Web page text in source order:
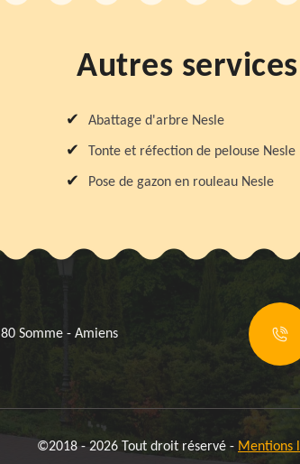
Autres services
Abattage d'arbre Nesle
Tonte et réfection de pelouse Nesle
Pose de gazon en rouleau Nesle
80 Somme - Amiens
©2018 - 2026 Tout droit réservé - Mentions